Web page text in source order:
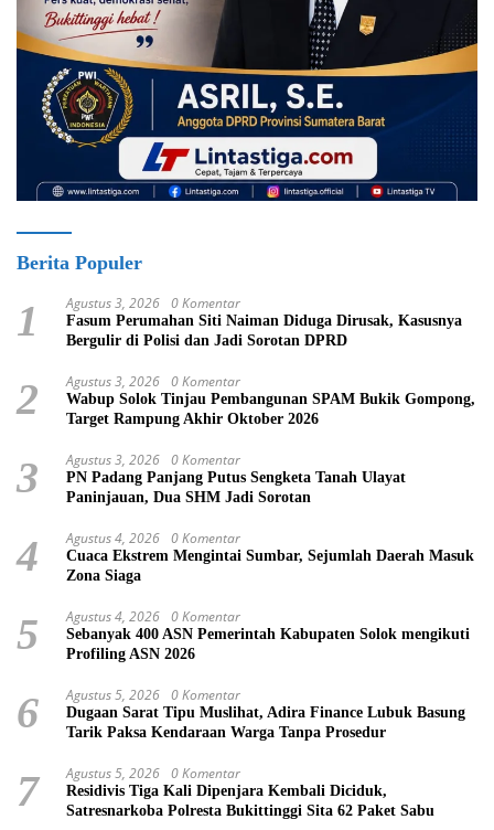
Berita Populer
1 Agustus 3, 2026 0 Komentar
Fasum Perumahan Siti Naiman Diduga Dirusak, Kasusnya
Bergulir di Polisi dan Jadi Sorotan DPRD
2 Agustus 3, 2026 0 Komentar
Wabup Solok Tinjau Pembangunan SPAM Bukik Gompong,
Target Rampung Akhir Oktober 2026
3 Agustus 3, 2026 0 Komentar
PN Padang Panjang Putus Sengketa Tanah Ulayat
Paninjauan, Dua SHM Jadi Sorotan
4 Agustus 4, 2026 0 Komentar
Cuaca Ekstrem Mengintai Sumbar, Sejumlah Daerah Masuk
Zona Siaga
5 Agustus 4, 2026 0 Komentar
Sebanyak 400 ASN Pemerintah Kabupaten Solok mengikuti
Profiling ASN 2026
6 Agustus 5, 2026 0 Komentar
Dugaan Sarat Tipu Muslihat, Adira Finance Lubuk Basung
Tarik Paksa Kendaraan Warga Tanpa Prosedur
7 Agustus 5, 2026 0 Komentar
Residivis Tiga Kali Dipenjara Kembali Diciduk,
Satresnarkoba Polresta Bukittinggi Sita 62 Paket Sabu